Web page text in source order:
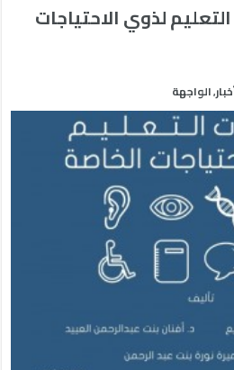
لذوي الاحتياجات
,الواجهة